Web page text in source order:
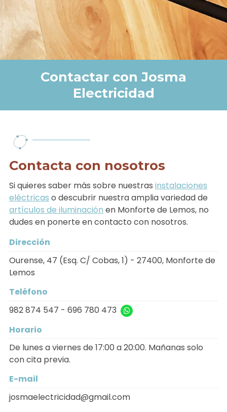
Contactar con Josma
Electricidad
Contacta con nosotros
Si quieres saber más sobre nuestras instalaciones
eléctricas o descubrir nuestra amplia variedad de
artículos de iluminación en Monforte de Lemos, no
dudes en ponerte en contacto con nosotros.
Dirección
Ourense, 47 (Esq. C/ Cobas, 1) - 27400, Monforte de
Lemos
Teléfono
982 874 547 - 696 780 473
Horario
De lunes a viernes de 17:00 a 20:00. Mañanas solo
con cita previa.
E-mail
josmaelectricidad@gmail.com